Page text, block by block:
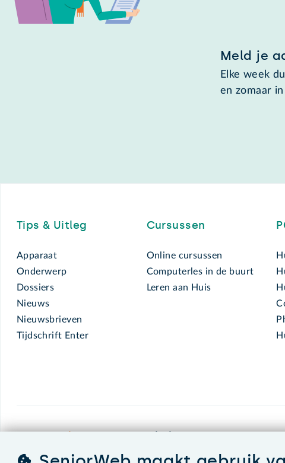
Meld je
Elke week
en zomaar
Tips & Uitleg
Apparaat
Onderwerp
Dossiers
Nieuws
Nieuwsbrieven
Tijdschrift Enter
Cursussen
Online cursussen
Computerles in de buurt
Leren aan Huis
SeniorWeb.De computerhulp voor u.